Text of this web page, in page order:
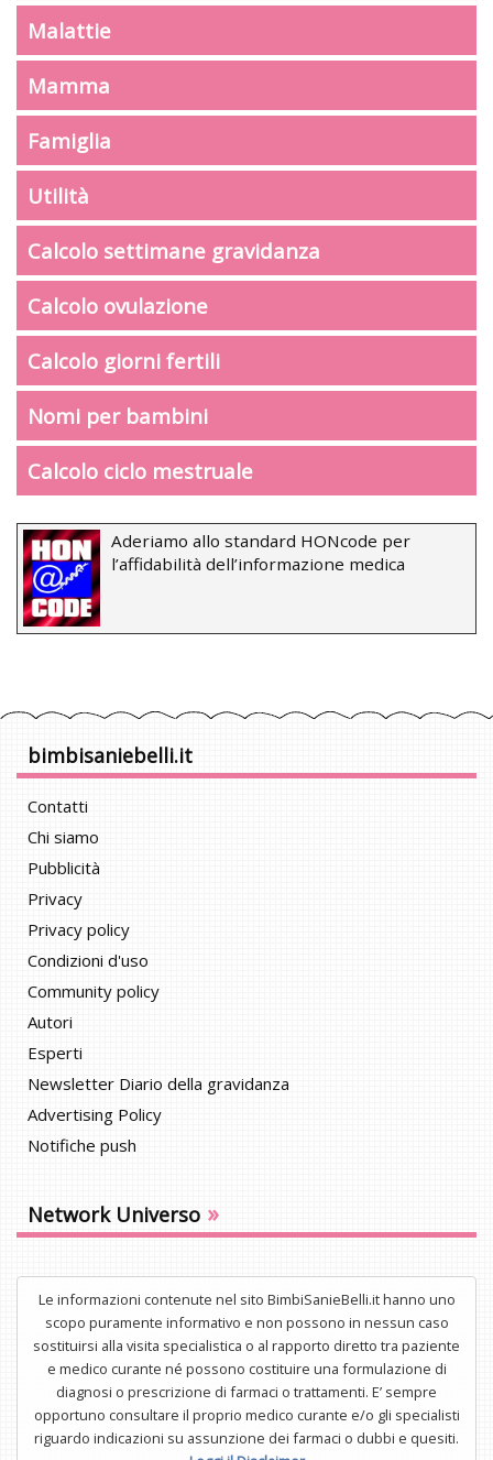
Malattie
Mamma
Famiglia
Utilità
Calcolo settimane gravidanza
Calcolo ovulazione
Calcolo giorni fertili
Nomi per bambini
Calcolo ciclo mestruale
Aderiamo allo standard HONcode per
l’affidabilità dell’informazione medica
bimbisaniebelli.it
Contatti
Chi siamo
Pubblicità
Privacy
Privacy policy
Condizioni d'uso
Community policy
Autori
Esperti
Newsletter Diario della gravidanza
Advertising Policy
Notifiche push
Network Universo »
Le informazioni contenute nel sito BimbiSanieBelli.it hanno uno
scopo puramente informativo e non possono in nessun caso
sostituirsi alla visita specialistica o al rapporto diretto tra paziente
e medico curante né possono costituire una formulazione di
diagnosi o prescrizione di farmaci o trattamenti. E’ sempre
opportuno consultare il proprio medico curante e/o gli specialisti
riguardo indicazioni su assunzione dei farmaci o dubbi e quesiti.